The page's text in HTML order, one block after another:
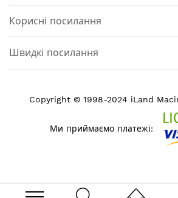
Корисні посилання
Швидкі посилання
Copyright © 1998-2024 iLand
Ми приймаємо платежі: